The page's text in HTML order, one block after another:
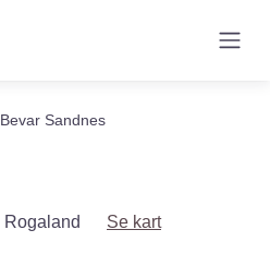
Bevar Sandnes
Rogaland Se kart